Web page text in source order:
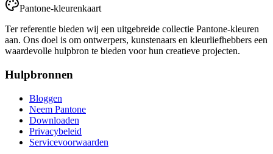
Pantone-kleurenkaart
Ter referentie bieden wij een uitgebreide collectie Pantone-kleuren
aan. Ons doel is om ontwerpers, kunstenaars en kleurliefhebbers een
waardevolle hulpbron te bieden voor hun creatieve projecten.
Hulpbronnen
Bloggen
Neem Pantone
Downloaden
Privacybeleid
Servicevoorwaarden